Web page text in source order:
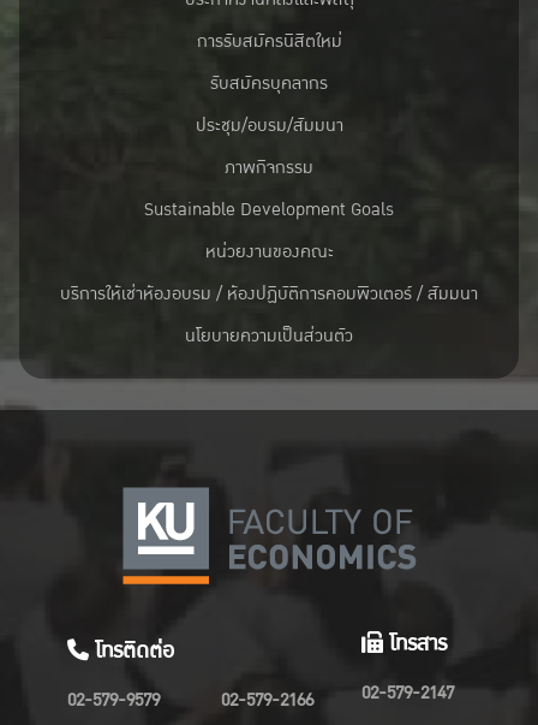
การรับสมัครนิสิตใหม่
รับสมัครบุคลากร
ประชุม/อบรม/สัมมนา
ภาพกิจกรรม
Sustainable Development Goals
หน่วยงานของคณะ
บริการให้เช่าห้องอบรม / ห้องปฏิบัติการคอมพิวเตอร์ / สัมมนา
นโยบายความเป็นส่วนตัว
โทรติดต่อ
02-579-9579 02-579-2166
โทรสาร
02-579-2147